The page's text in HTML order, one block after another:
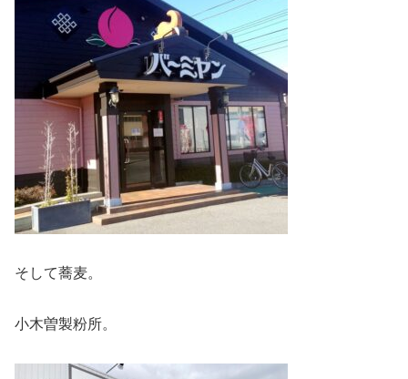
そして蕎麦。
小木曽製粉所。